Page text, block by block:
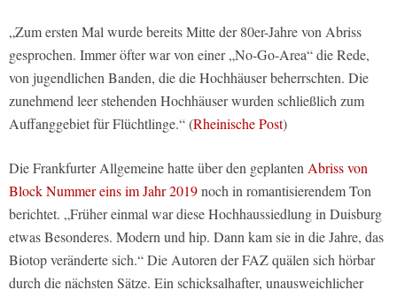
„Zum ersten Mal wurde bereits Mitte der 80er-Jahre von Abriss
gesprochen. Immer öfter war von einer „No-Go-Area“ die Rede,
von jugendlichen Banden, die die Hochhäuser beherrschten. Die
zunehmend leer stehenden Hochhäuser wurden schließlich zum
Auffanggebiet für Flüchtlinge.“ (Rheinische Post)
Die Frankfurter Allgemeine hatte über den geplantenAbriss von
Block Nummer eins im Jahr 2019noch in romantisierendem Ton
berichtet. „Früher einmal war diese Hochhaussiedlung in Duisburg
etwas Besonderes. Modern und hip. Dann kam sie in die Jahre, das
Biotop veränderte sich.“ Die Autoren der FAZ quälen sich hörbar
durch die nächsten Sätze. Ein schicksalhafter, unausweichlicher